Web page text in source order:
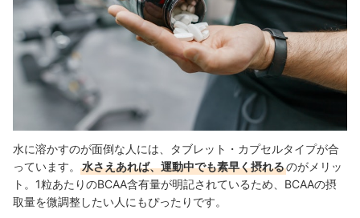
水に溶かすのが面倒な人には、タブレット・カプセルタイプが合
っています。
水さえあれば、運動中でも素早く摂れるのがメリッ
ト。1粒あたりのBCAA含有量が明記されているため、BCAAの摂
取量を微調整したい人にもぴったりです。